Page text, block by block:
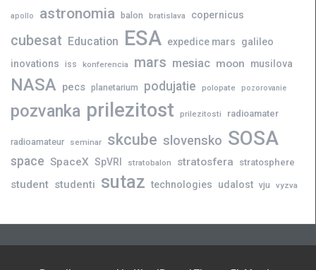
apollo astronomia balon bratislava copernicus
cubesat Education ESA expedice mars
galileo
inovations iss konferencia mars mesiac moon musilova
NASA pecs planetarium podujatie polopate pozorovanie
pozvanka prilezitost prilezitosti radioamater
radioamateur seminar skcube slovensko SOSA
space SpaceX SpVRI stratobalon stratosfera stratosphere
student studenti sutaz technologies udalost vju vyzva